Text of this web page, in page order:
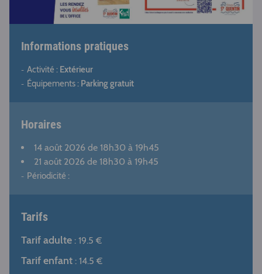
Informations pratiques
Activité : Extérieur
Équipements : Parking gratuit
Horaires
14 août 2026 de 18h30 à 19h45
21 août 2026 de 18h30 à 19h45
Périodicité :
Tarifs
Tarif adulte : 19.5 €
Tarif enfant : 14.5 €